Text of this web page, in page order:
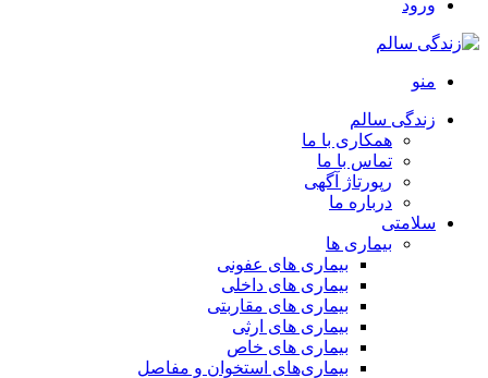
ورود
منو
زندگی سالم
همکاری با ما
تماس با ما
رپورتاژ آگهی
درباره ما
سلامتی
بیماری ها
بیماری های عفونی
بیماری های داخلی
بیماری های مقاربتی
بیماری های ارثی
بیماری های خاص
بیماری‌های استخوان و مفاصل